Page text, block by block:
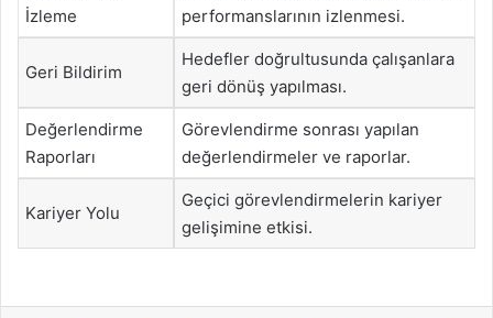
İzleme
performanslarının izlenmesi.
Geri Bildirim
Hedefler doğrultusunda çalışanlara
geri dönüş yapılması.
Değerlendirme
Raporları
Görevlendirme sonrası yapılan
değerlendirmeler ve raporlar.
Kariyer Yolu
Geçici görevlendirmelerin kariyer
gelişimine etkisi.